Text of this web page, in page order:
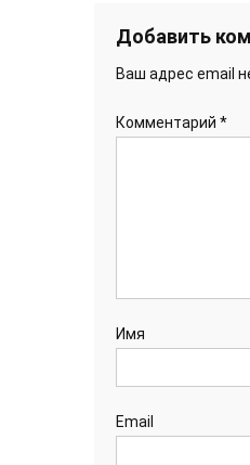
Добавить
Ваш адрес email
Комментарий *
Имя
Email